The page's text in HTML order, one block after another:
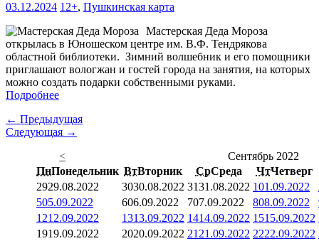
03.12.2024 12+, Пушкинская карта
Мастерская Деда Мороза
открылась в Юношеском центре им. В.Ф. Тендрякова
областной библиотеки. Зимний волшебник и его помощники
приглашают вологжан и гостей города на занятия, на которых
можно создать подарки собственными руками.
Подробнее
← Предыдущая
Следующая →
<
Сентябрь 2022
ПнПонедельник ВтВторник СрСреда ЧтЧетверг
2929.08.2022 3030.08.2022 3131.08.2022 101.09.2022
505.09.2022 606.09.2022 707.09.2022 808.09.2022
1212.09.2022 1313.09.2022 1414.09.2022 1515.09.2022
1919.09.2022 2020.09.2022 21 21.09.2022 2222.09.2022